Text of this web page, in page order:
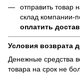
отправить товар
склад компании-
оплатить
Условия возврата
Денежные средства
товара на срок не